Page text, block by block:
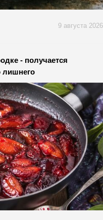
9 августа 2026
- получается
лишнего